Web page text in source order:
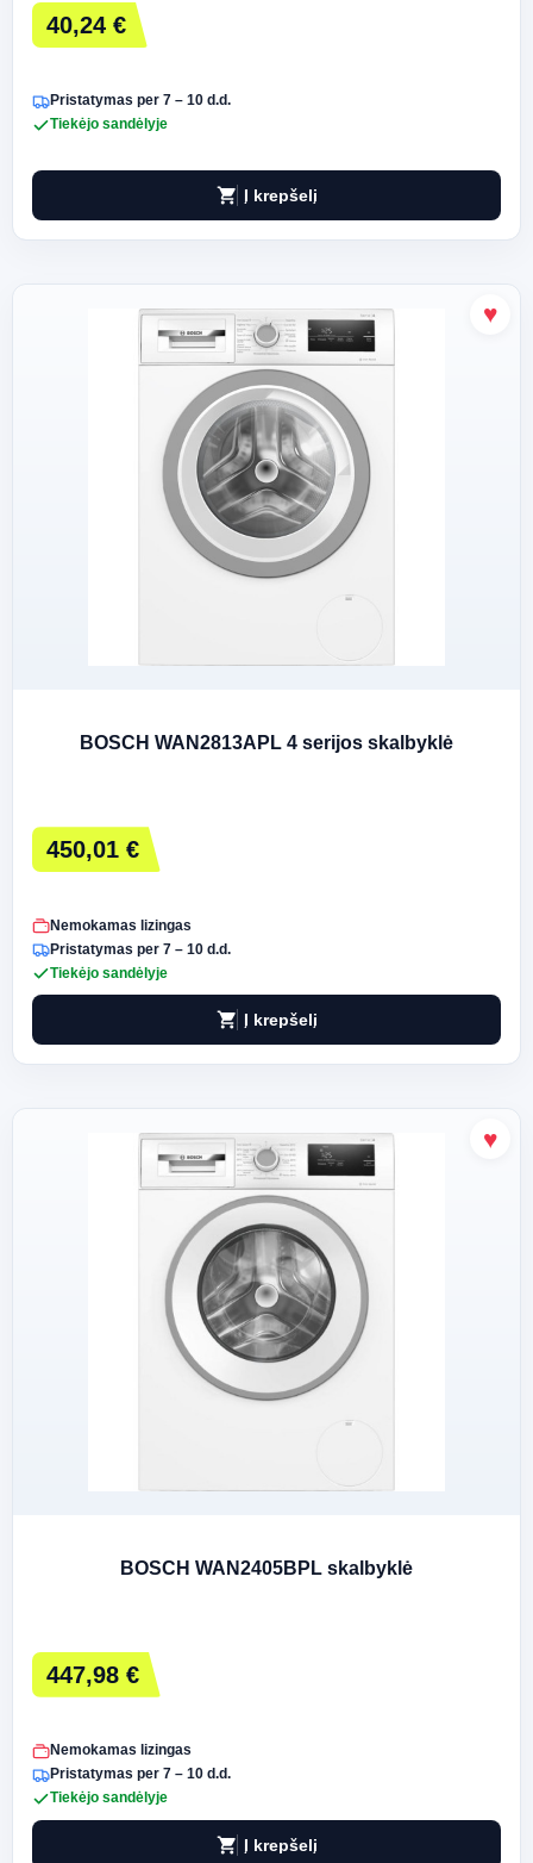
40,24 €
Pristatymas per 7 – 10 d.d.
Tiekėjo sandėlyje
shopping_cart Į krepšelį
BOSCH WAN2813APL 4 serijos skalbyklė
450,01 €
Nemokamas lizingas
Pristatymas per 7 – 10 d.d.
Tiekėjo sandėlyje
shopping_cart Į krepšelį
BOSCH WAN2405BPL skalbyklė
447,98 €
Nemokamas lizingas
Pristatymas per 7 – 10 d.d.
Tiekėjo sandėlyje
shopping_cart Į krepšelį